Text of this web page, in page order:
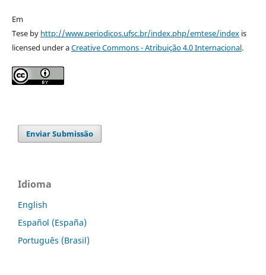
Em
Tese by http://www.periodicos.ufsc.br/index.php/emtese/indexis
licensed under aCreative Commons - Atribuição 4.0 Internacional.
Enviar Submissão
Idioma
English
Español (España)
Português (Brasil)